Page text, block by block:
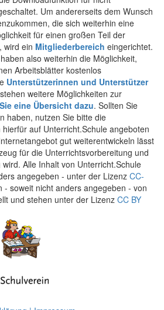
Um andererseits dem Wunsch
die sich weiterhin eine
für einen großen Teil der
wird ein Mitgliederbereich eingerichtet.
also weiterhin die Möglichkeit,
Arbeitsblätter kostenlos
Unterstützerinnen und Unterstützer
stehen weitere Möglichkeiten zur
eine Übersicht dazu. Sollten Sie
haben, nutzen Sie bitte die
auf Unterricht.Schule angeboten
gut weiterentwickeln lässt
für die Unterrichtsvorbereitung und
Alle Inhalt von Unterricht.Schule
angegeben - unter der Lizenz CC-
- soweit nicht anders angegeben - von
und stehen unter der Lizenz CC BY